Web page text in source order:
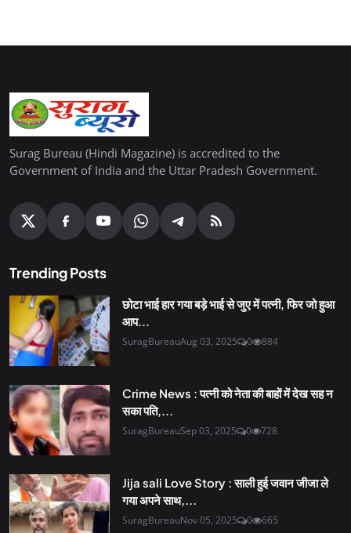
Surag Bureau (Hindi Magazine) is accredited to the
Government of India and the Uttar Pradesh Government.
Trending Posts
छोटा भाई हार गया बड़े भाई से जुए में पत्नी, फिर जो हुआ
आप...
SuragBureauAug 03, 2025 0 884
Crime News : पत्नी को नेता की बाहों में देख सह न
सका पति,...
SuragBureauSep 03, 2025 0 728
Jija sali Love Story : साली हुई जवान जीजा ले
गया अपने साथ,...
SuragBureauNov 05, 2025 0 665